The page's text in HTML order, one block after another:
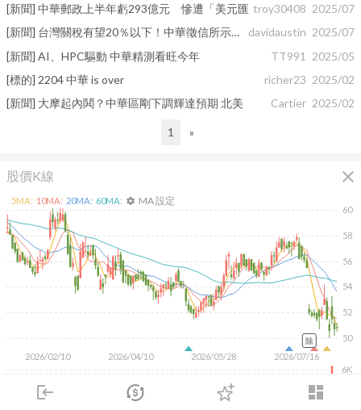
login dashboard
市場 登入
[新聞] 中華郵政上半年虧293億元 慘遭「美元匯 troy30408 2025/07
[新聞] 台灣關稅有望20％以下！中華徵信所示警：
davidaustin 2025/07
[新聞] AI、HPC驅動 中華精測看旺今年
TT991
2025/05
[標的] 2204 中華 is over
richer23 2025/02
[新聞] 大摩起內鬨？中華區剛下調輝達預期 北美
Cartier 2025/02
1 »
股價K線 close
2026/02/10 2026/04/10 2026/05/28 2026/07/16
50
52
54
56
58
60
6K
5MA: 10MA: 20MA: 60MA: settings MA 設定
除